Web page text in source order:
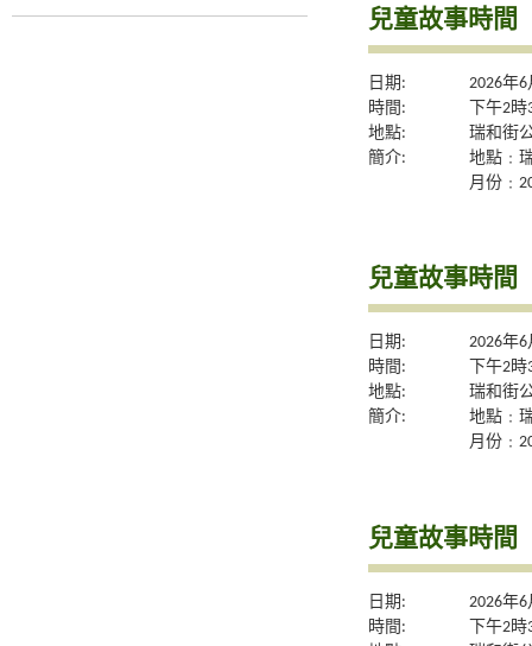
兒童故事時間
日期:
2026年
時間:
下午2
地點:
瑞和街
簡介:
地點﹕
月份
兒童故事時間
日期:
2026年
時間:
下午2
地點:
瑞和街
簡介:
地點﹕
月份
兒童故事時間
日期:
2026年
時間:
下午2